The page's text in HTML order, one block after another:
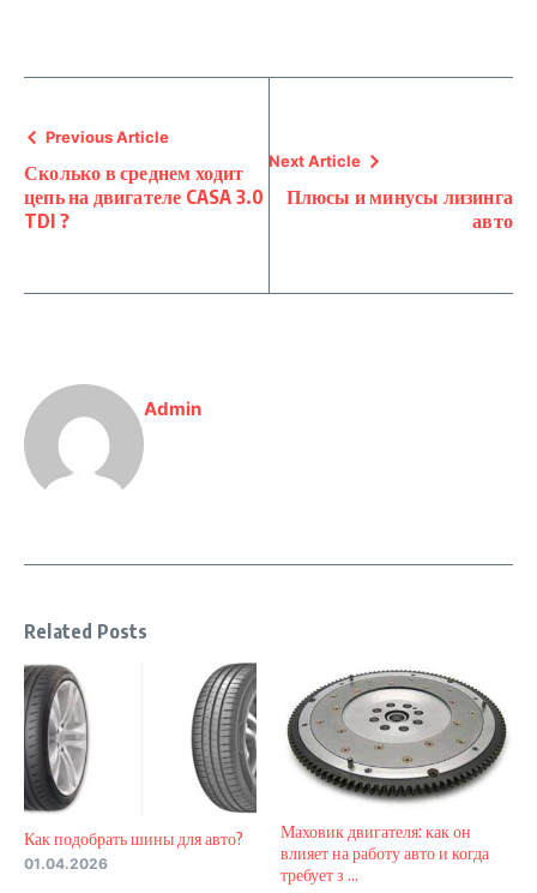
Previous Article
Сколько в среднем ходит
цепь на двигателе CASA 3.0
TDI ?
Next Article
Плюсы и минусы лизинга
авто
Admin
Related Posts
Как подобрать шины для авто?
01.04.2026
Маховик двигателя: как он
влияет на работу авто и когда
требует з ...